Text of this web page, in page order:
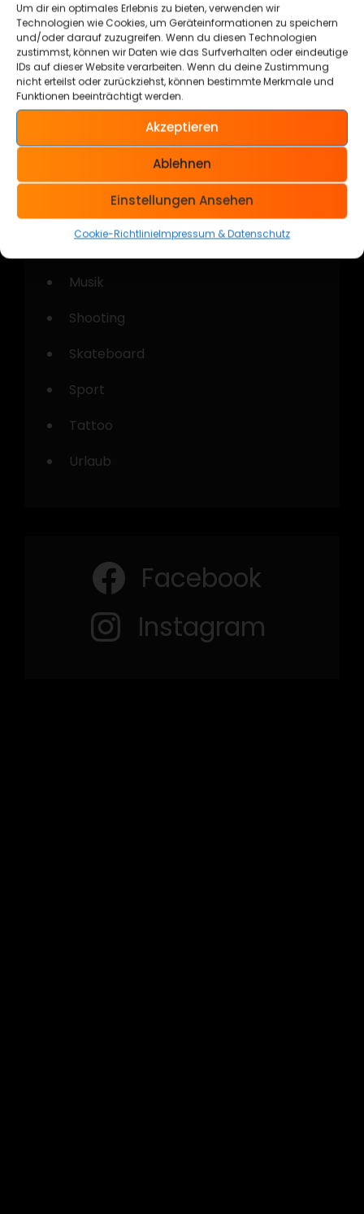
Um dir ein optimales Erlebnis zu bieten, verwenden wir
Technologien wie Cookies, um Geräteinformationen zu speichern
und/oder darauf zuzugreifen. Wenn du diesen Technologien
zustimmst, können wir Daten wie das Surfverhalten oder eindeutige
IDs auf dieser Website verarbeiten. Wenn du deine Zustimmung
nicht erteilst oder zurückziehst, können bestimmte Merkmale und
Funktionen beeinträchtigt werden.
Akzeptieren
Ablehnen
Einstellungen Ansehen
Cookie-RichtlinieImpressum & Datenschutz
Technorama Kassel 2024
Cars & Bikes
Musik
Shooting
Skateboard
Sport
Tattoo
Urlaub
Facebook
Instagram